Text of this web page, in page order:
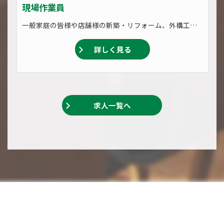
現場作業員
一般家庭の皆様や店舗様の新築・リフォーム、外構工事はもちろん、幸田駅や相見駅のモニュメント設置工事、大井池の整備工事などの公共工事などの比較的大規模な土木工事まで、建築・建設に関することはなんでも対応いたします。
詳しく見る
求人一覧へ